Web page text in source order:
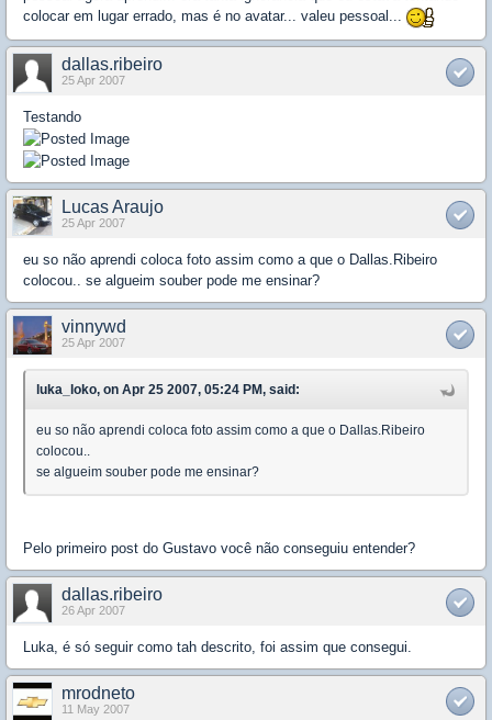
colocar em lugar errado, mas é no avatar... valeu pessoal...
dallas.ribeiro
25 Apr 2007
Testando
Lucas Araujo
25 Apr 2007
eu so não aprendi coloca foto assim como a que o Dallas.Ribeiro
colocou.. se algueim souber pode me ensinar?
vinnywd
25 Apr 2007
luka_loko, on Apr 25 2007, 05:24 PM, said:
eu so não aprendi coloca foto assim como a que o Dallas.Ribeiro
colocou..
se algueim souber pode me ensinar?
Pelo primeiro post do Gustavo você não conseguiu entender?
dallas.ribeiro
26 Apr 2007
Luka, é só seguir como tah descrito, foi assim que consegui.
mrodneto
11 May 2007